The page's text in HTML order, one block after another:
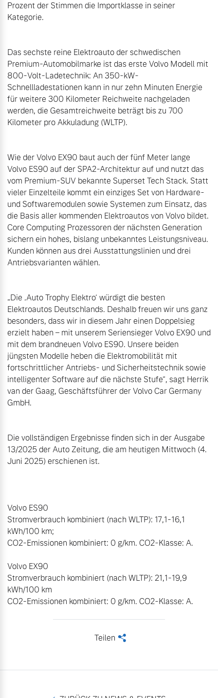
Prozent der Stimmen die Importklasse in seiner
Kategorie.
Das sechste reine Elektroauto der schwedischen
Premium-Automobilmarke ist das erste Volvo Modell mit
800-Volt-Ladetechnik: An 350-kW-
Schnellladestationen kann in nur zehn Minuten Energie
für weitere 300 Kilometer Reichweite nachgeladen
werden, die Gesamtreichweite beträgt bis zu 700
Kilometer pro Akkuladung (WLTP).
Wie der Volvo EX90 baut auch der fünf Meter lange
Volvo ES90 auf der SPA2-Architektur auf und nutzt das
vom Premium-SUV bekannte Superset Tech Stack. Statt
vieler Einzelteile kommt ein einziges Set von Hardware-
und Softwaremodulen sowie Systemen zum Einsatz, das
die Basis aller kommenden Elektroautos von Volvo bildet.
Core Computing Prozessoren der nächsten Generation
sichern ein hohes, bislang unbekanntes Leistungsniveau.
Kunden können aus drei Ausstattungslinien und drei
Antriebsvarianten wählen.
„Die ‚Auto Trophy Elektro‘ würdigt die besten
Elektroautos Deutschlands. Deshalb freuen wir uns ganz
besonders, dass wir in diesem Jahr einen Doppelsieg
erzielt haben – mit unserem Seriensieger Volvo EX90 und
mit dem brandneuen Volvo ES90. Unsere beiden
jüngsten Modelle heben die Elektromobilität mit
fortschrittlicher Antriebs- und Sicherheitstechnik sowie
intelligenter Software auf die nächste Stufe“, sagt Herrik
van der Gaag, Geschäftsführer der Volvo Car Germany
GmbH.
Die vollständigen Ergebnisse finden sich in der Ausgabe
13/2025 der Auto Zeitung, die am heutigen Mittwoch (4.
Juni 2025) erschienen ist.
Volvo ES90
Stromverbrauch kombiniert (nach WLTP): 17,1-16,1
kWh/100 km;
CO2-Emissionen kombiniert: 0 g/km. CO2-Klasse: A.
Volvo EX90
Stromverbrauch kombiniert (nach WLTP): 21,1-19,9
kWh/100 km
CO2-Emissionen kombiniert: 0 g/km. CO2-Klasse: A.
Teilen <